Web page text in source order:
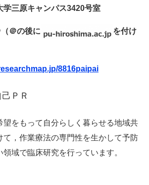
学三原キャンパス3420号室
＠の後に
を付け
8816paipai
ＰＲ
望をもって自分らしく暮らせる地域共
て，作業療法の専門性を生かして予防
域で臨床研究を行っています。